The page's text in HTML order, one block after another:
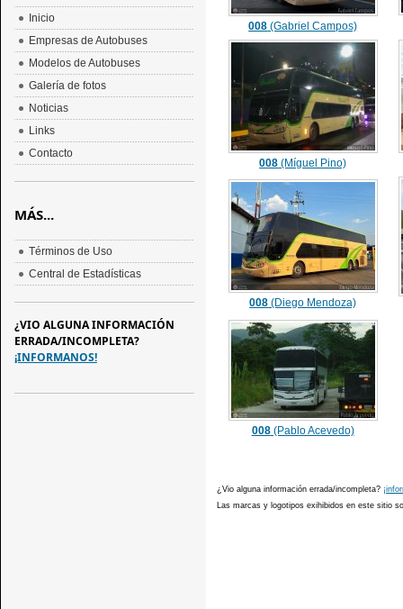
008 (Gabriel Campos)
008 (Míguel Pino)
008 (Diego Mendoza)
008(Pablo Acevedo)
¿Vio alguna información errada/incompleta?
Las marcas y logotipos exihibidos en este sitio
Inicio
Empresas de Autobuses
Modelos de Autobuses
Galería de fotos
Noticias
Links
Contacto
MÁS...
Términos de Uso
Central de Estadísticas
¿VIO ALGUNA INFORMACIÓN
ERRADA/INCOMPLETA?
¡INFORMANOS!